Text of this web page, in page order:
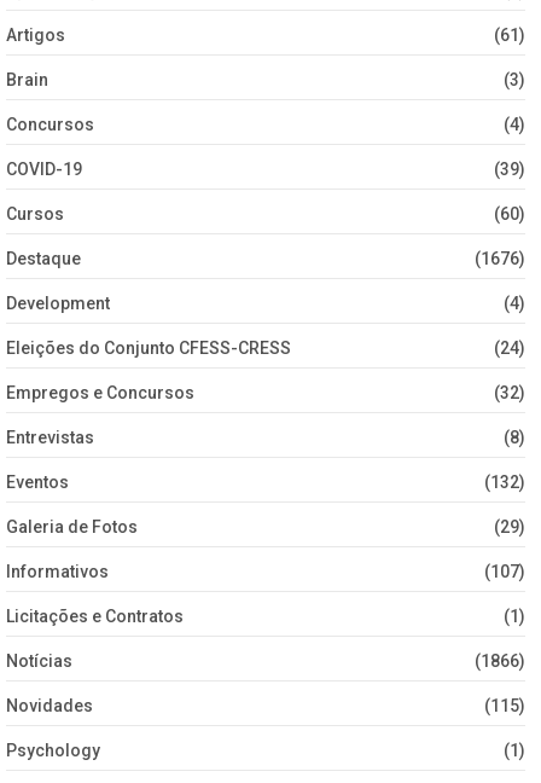
Artigos (61)
Brain (3)
Concursos (4)
COVID-19 (39)
Cursos (60)
Destaque (1676)
Development (4)
Eleições do Conjunto CFESS-CRESS (24)
Empregos e Concursos (32)
Entrevistas (8)
Eventos (132)
Galeria de Fotos (29)
Informativos (107)
Licitações e Contratos (1)
Notícias (1866)
Novidades (115)
Psychology (1)